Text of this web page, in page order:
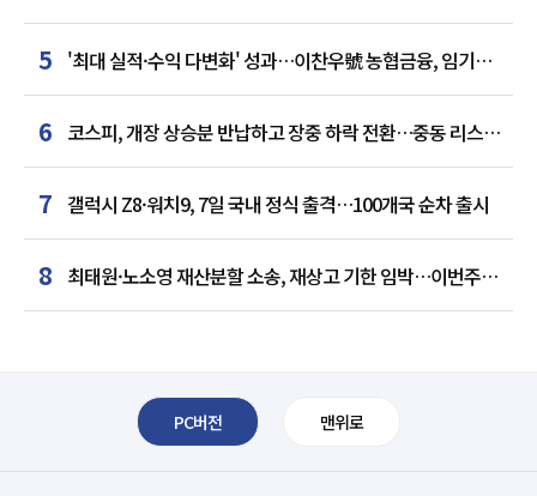
인플루언서와 맞손
5 '최대 실적·수익 다변화' 성과…이찬우號 농협금융, 임기
말년 성장 박차
6 코스피, 개장 상승분 반납하고 장중 하락 전환…중동 리스크·
美 경계감
7 갤럭시 Z8·워치9, 7일 국내 정식 출격…100개국 순차 출시
8 최태원·노소영 재산분할 소송, 재상고 기한 임박…이번주
결론 갈림길
PC버전 맨위로